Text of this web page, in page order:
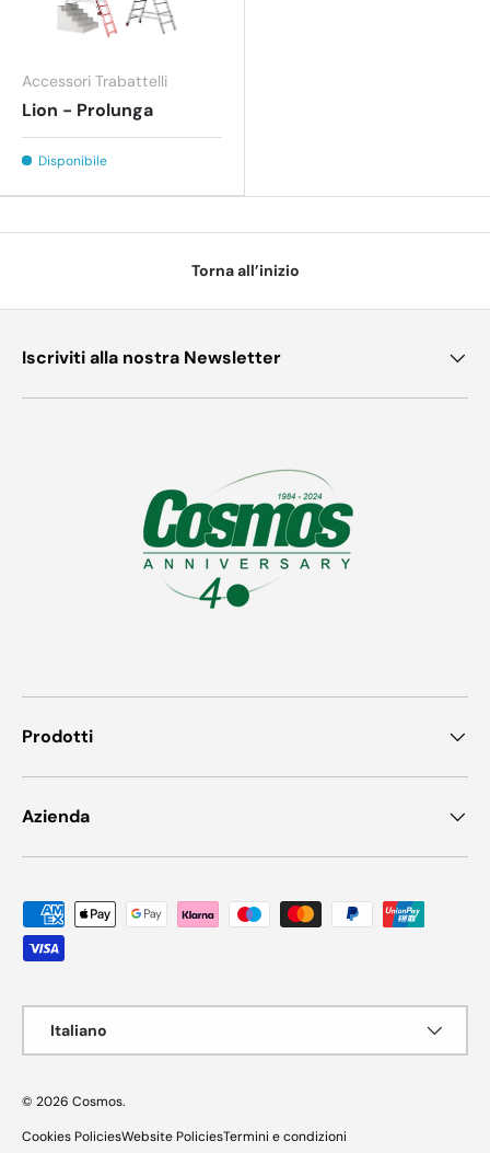
Accessori Trabattelli
Lion - Prolunga
Disponibile
Torna all’inizio
Iscriviti alla nostra Newsletter
Prodotti
Azienda
Metodi di pagamento accettati
Italiano
© 2026 Cosmos.
Cookies PoliciesWebsite PoliciesTermini e condizioni